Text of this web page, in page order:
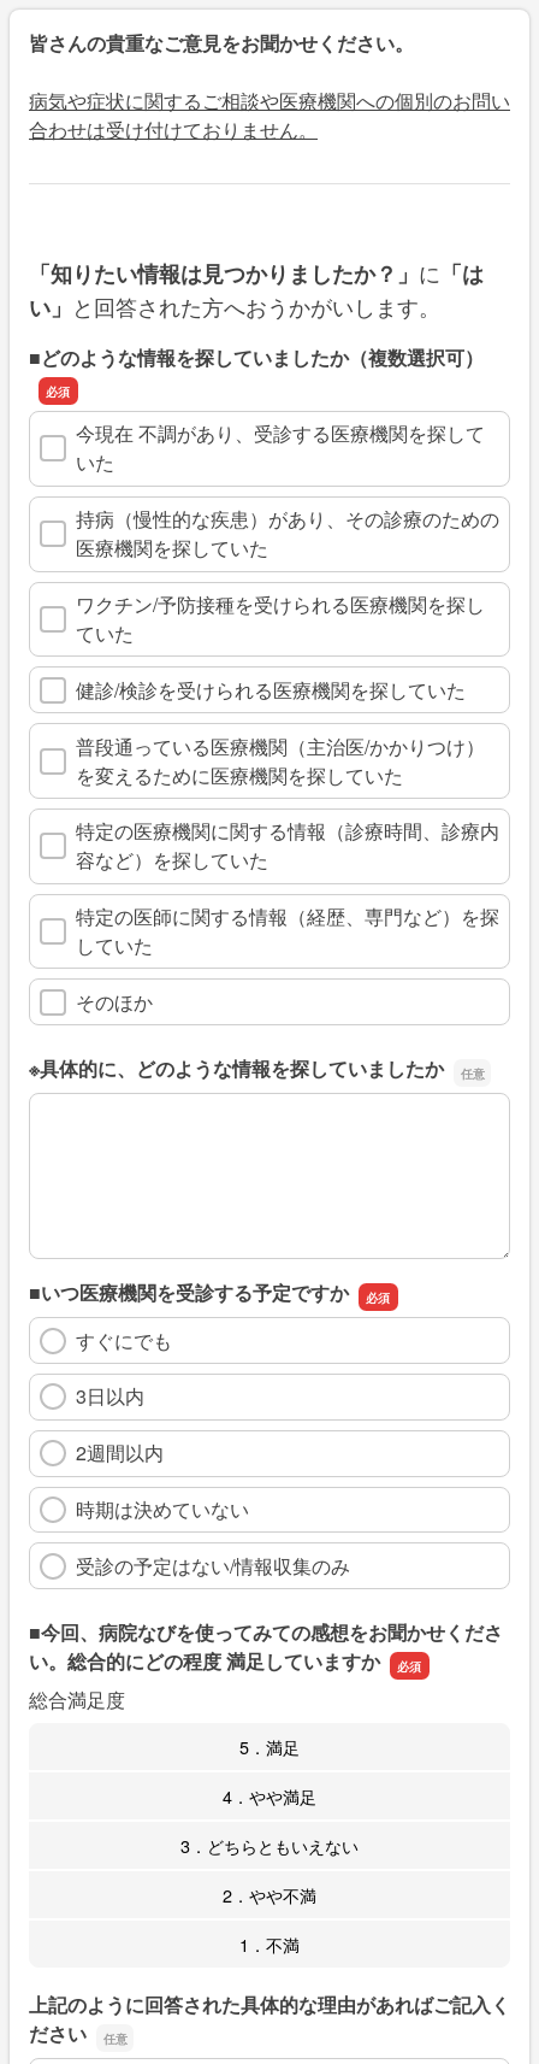
皆さんの貴重なご意見をお聞かせください。
病気や症状に関するご相談や医療機関への個別のお問い
合わせは受け付けておりません。
「知りたい情報は見つかりましたか？」 に 「は
い」 と回答された方へおうかがいします。
■どのような情報を探していましたか（複数選択可）
今現在 不調があり、受診する医療機関を探して
いた
持病（慢性的な疾患）があり、その診療のための
医療機関を探していた
ワクチン/予防接種を受けられる医療機関を探し
ていた
健診/検診を受けられる医療機関を探していた
普段通っている医療機関（主治医/かかりつけ）
を変えるために医療機関を探していた
特定の医療機関に関する情報（診療時間、診療内
容など）を探していた
特定の医師に関する情報（経歴、専門など）を探
していた
そのほか
※具体的に、どのような情報を探していましたか
※具体的に、どのような情報を探していましたか
■いつ医療機関を受診する予定ですか
すぐにでも
3日以内
2週間以内
時期は決めていない
受診の予定はない/情報収集のみ
■今回、病院なびを使ってみての感想をお聞かせくださ
い。総合的にどの程度 満足していますか
総合満足度
5．満足
4．やや満足
3．どちらともいえない
2．やや不満
1．不満
上記のように回答された具体的な理由があればご記入く
ださい